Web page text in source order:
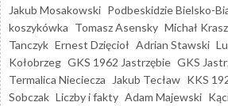
Jakub Mosakowski Podbeskidzie Bielsko-
koszykówka Tomasz Asensky Michał
Tanczyk Ernest Dzięcioł Adrian Stawski
Kołobrzeg GKS 1962 Jastrzębie GKS
Termalica Nieciecza
Jakub Tecław KKS
Sobczak Liczby i fakty Adam Majewski